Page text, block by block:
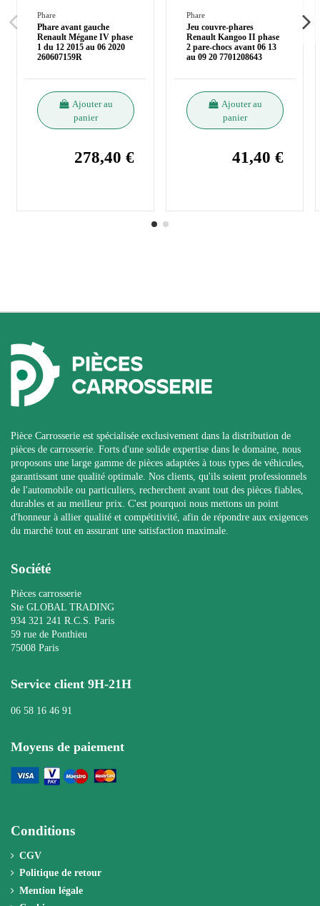
Phare
Phare avant gauche
Renault Mégane IV phase
1 du 12 2015 au 06 2020
260607159R
Ajouter au
panier
278,40 €
Phare
Jeu couvre-phares
Renault Kangoo II phase
2 pare-chocs avant 06 13
au 09 20 7701208643
Ajouter au
panier
41,40 €
Pièce Carrosserie est spécialisée exclusivement dans la distribution de
pièces de carrosserie. Forts d'une solide expertise dans le domaine, nous
proposons une large gamme de pièces adaptées à tous types de véhicules,
garantissant une qualité optimale. Nos clients, qu'ils soient professionnels
de l'automobile ou particuliers, recherchent avant tout des pièces fiables,
durables et au meilleur prix. C'est pourquoi nous mettons un point
d'honneur à allier qualité et compétitivité, afin de répondre aux exigences
du marché tout en assurant une satisfaction maximale.
Société
Pièces carrosserie
Ste GLOBAL TRADING
934 321 241 R.C.S. Paris
59 rue de Ponthieu
75008 Paris
Service client 9H-21H
06 58 16 46 91
Moyens de paiement
Conditions
CGV
Politique de retour
Mention légale